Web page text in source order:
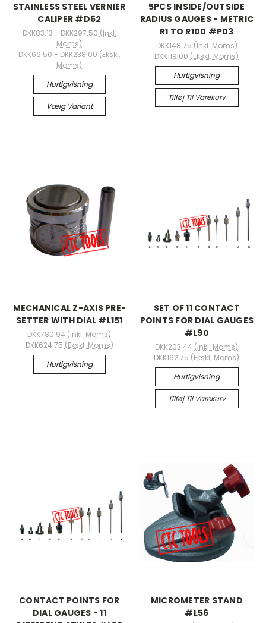
STAINLESS STEEL VERNIER
CALIPER #D52
DKK83.13 - DKK297.50 (Inkl.
Moms)
DKK66.50 - DKK238.00 (Ekskl.
Moms)
Hurtigvisning
Vælg Variant
5PCS INSIDE/OUTSIDE
RADIUS GAUGES - METRIC
R1 TO R100 #P03
DKK148.75 (Inkl. Moms)
DKK119.00 (Ekskl. Moms)
Hurtigvisning
Tilføj Til Varekurv
MECHANICAL Z-AXIS PRE-
SETTER WITH DIAL #L151
DKK780.94 (Inkl. Moms)
DKK624.75 (Ekskl. Moms)
Hurtigvisning
SET OF 11 CONTACT
POINTS FOR DIAL GAUGES
#L90
DKK203.44 (Inkl. Moms)
DKK162.75 (Ekskl. Moms)
Hurtigvisning
Tilføj Til Varekurv
CONTACT POINTS FOR
DIAL GAUGES - 11
MICROMETER STAND
#L56